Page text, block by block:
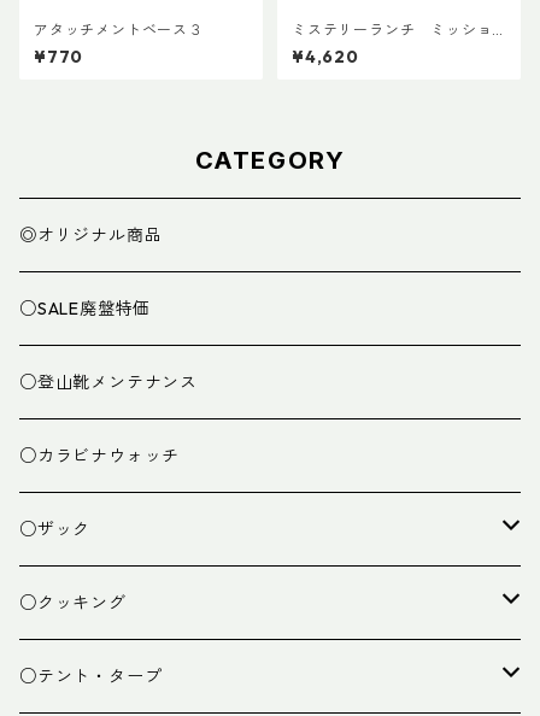
アタッチメントベース３
¥770
ミステリーランチ ミッショ
ンパッキングキューブ M ブ
ラック
¥4,620
CATEGORY
◎オリジナル商品
○SALE廃盤特価
○登山靴メンテナンス
○カラビナウォッチ
○ザック
ザック
スタッフバッグ
○クッキング
クッカー
○テント・タープ